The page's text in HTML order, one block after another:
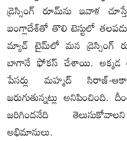
డ్రెస్సింగ్ రూమ్​ను ఇవాళ
బంగ్లాదేశ్​తో తొలి టెస్టులో
మ్యాచ్ టైమ్​లో మన డ్రెస్సింగ్
బాగానే ఫోకస్ చేశాయి. అక్కడ
పేసర్లు మహ్మద్ సిరాజ్-
జరుగుతున్నట్లు
జరిగిందనేది
అభిమానులు.